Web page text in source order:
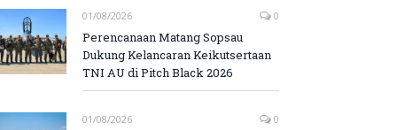
01/08/2026 0
Perencanaan Matang Sopsau
Dukung Kelancaran Keikutsertaan
TNI AU di Pitch Black 2026
01/08/2026 0